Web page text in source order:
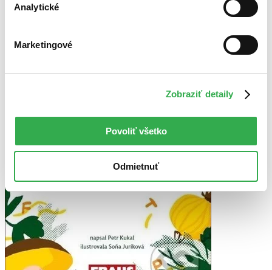
Analytické
Marketingové
Zobraziť detaily
Povoliť všetko
Odmietnuť